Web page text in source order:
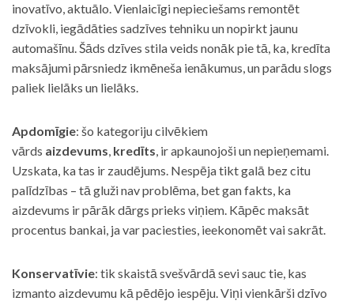
inovatīvo, aktuālo. Vienlaicīgi nepieciešams remontēt
dzīvokli, iegādāties sadzīves tehniku un nopirkt jaunu
automašīnu. Šāds dzīves stila veids nonāk pie tā, ka, kredīta
maksājumi pārsniedz ikmēneša ienākumus, un parādu slogs
paliek lielāks un lielāks.
Apdomīgie: šo kategoriju cilvēkiem
vārds aizdevums, kredīts, ir apkaunojoši un nepieņemami.
Uzskata, ka tas ir zaudējums. Nespēja tikt galā bez citu
palīdzības – tā gluži nav problēma, bet gan fakts, ka
aizdevums ir pārāk dārgs prieks viņiem. Kāpēc maksāt
procentus bankai, ja var paciesties, ieekonomēt vai sakrāt.
Konservatīvie: tik skaistā svešvārdā sevi sauc tie, kas
izmanto aizdevumu kā pēdējo iespēju. Viņi vienkārši dzīvo